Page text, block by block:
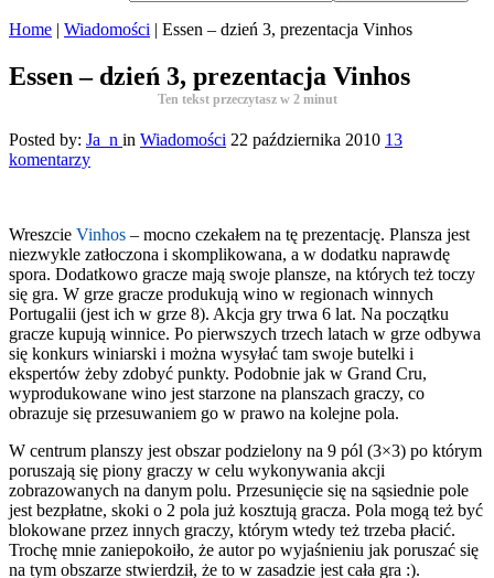
Home | Wiadomości | Essen – dzień 3, prezentacja Vinhos
Essen – dzień 3, prezentacja Vinhos
Ten tekst przeczytasz w 2 minut
Posted by: Ja_n in Wiadomości 22 października 2010 13
komentarzy
Wreszcie Vinhos – mocno czekałem na tę prezentację. Plansza jest
niezwykle zatłoczona i skomplikowana, a w dodatku naprawdę
spora. Dodatkowo gracze mają swoje plansze, na których też toczy
się gra. W grze gracze produkują wino w regionach winnych
Portugalii (jest ich w grze 8). Akcja gry trwa 6 lat. Na początku
gracze kupują winnice. Po pierwszych trzech latach w grze odbywa
się konkurs winiarski i można wysyłać tam swoje butelki i
ekspertów żeby zdobyć punkty. Podobnie jak w Grand Cru,
wyprodukowane wino jest starzone na planszach graczy, co
obrazuje się przesuwaniem go w prawo na kolejne pola.
W centrum planszy jest obszar podzielony na 9 pól (3×3) po którym
poruszają się piony graczy w celu wykonywania akcji
zobrazowanych na danym polu. Przesunięcie się na sąsiednie pole
jest bezpłatne, skoki o 2 pola już kosztują gracza. Pola mogą też być
blokowane przez innych graczy, którym wtedy też trzeba płacić.
Trochę mnie zaniepokoiło, że autor po wyjaśnieniu jak poruszać się
na tym obszarze stwierdził, że to w zasadzie jest cała gra :).